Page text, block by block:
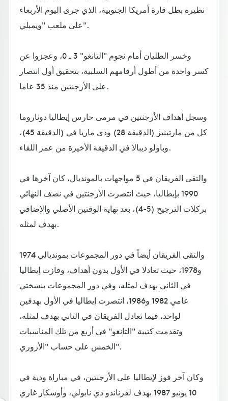
نظيره بطل قارة أمريكا الجنوبية، الذي جرى اليوم الأربعاء
على ملعب "ويمبلي".
وخسر الطليان أمام نجوم "التانغو" 3 ـ 0، وعجزوا عن
كسر واحدة من أطول أرقامهم السلبية، بتحقيق أول انتصار
على الأرجنتين منذ 35 عاما.
وسجل أهداف الأرجنتين في مرمى حارس إيطاليا دوناروما
كل من مارتينيز (الدقيقة 28) ودي ماريا في (الدقيقة 45)،
وباولو ديبالا في الدقيقة الأخيرة من عمر اللقاء.
والتقى الفريقان في 5 مواجهات بالمونديال، كان آخرها في
1990 بإيطاليا، حيث انتصرت الأرجنتين في نصف النهائي
بركلات الترجيح (5-4)، بعد نهاية الوقتين الأصلي والإضافي
بهدف لمثله.
والتقى الفريقان أيضاً في دور المجموعات بمونديالي 1974
و1978، حيث تعادلا في الأول بدون أهداف، وفازت إيطاليا
في الثاني بهدف لمثله، وفي دور المجموعات بنسختي
عامي 1982 و1986، انتصرت إيطاليا في الأول بهدفين
لواحد، فيما تعادل الفريقان في الثاني بهدف لمثله،
وتقدمت كتيبة "التانغو" في أربع من تلك المناسبات
الخمس على حساب "الأزوري".
وكان آخر فوز لإيطاليا على الأرجنتين، في مباراة ودية في
10 يونيو 1987 بهدف لفرناندو دي نابولي، وأوسكار غاري